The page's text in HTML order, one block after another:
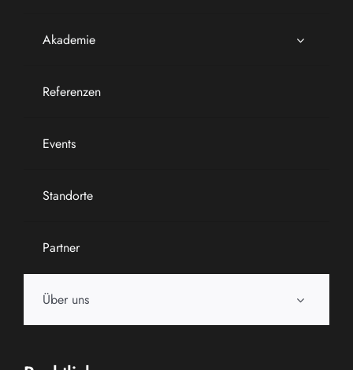
Akademie
Referenzen
Events
Standorte
Partner
Über uns